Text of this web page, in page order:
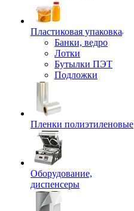
Пластиковая упаковка
Банки, ведро
Лотки
Бутылки ПЭТ
Подложки
Пленки полиэтиленовые
Оборудование,
диспенсеры